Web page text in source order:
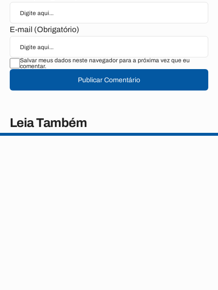
E-mail (Obrigatório)
Salvar meus dados neste navegador para a próxima vez que eu
comentar.
Publicar Comentário
Leia Também